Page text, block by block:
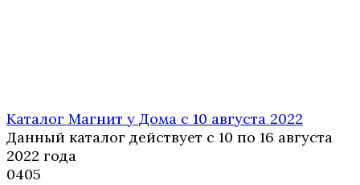
Каталог Магнит у Дома с 10 августа 2022
Данный каталог действует с 10 по 16 августа
2022 года
0405